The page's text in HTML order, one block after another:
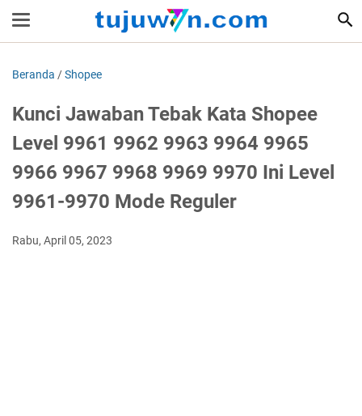
Beranda /Shopee
Kunci Jawaban Tebak Kata Shopee
Level 9961 9962 9963 9964 9965
9966 9967 9968 9969 9970 Ini Level
9961-9970 Mode Reguler
Rabu, April 05, 2023